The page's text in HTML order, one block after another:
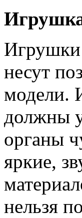
Игрушки
несут
модели.
должны
органы
яркие,
нельзя